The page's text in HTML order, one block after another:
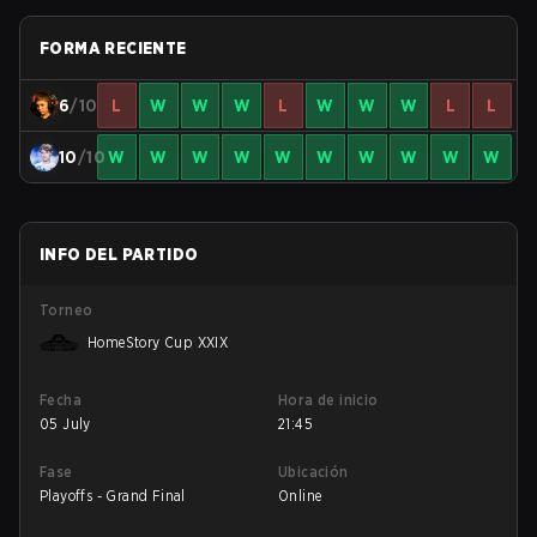
FORMA RECIENTE
6/10 L W W W L W W W L L
10/10W W W W W W W W W W
INFO DEL PARTIDO
Torneo
HomeStory Cup XXIX
Fecha
05 July
Hora de inicio
21:45
Fase
Playoffs - Grand Final
Ubicación
Online